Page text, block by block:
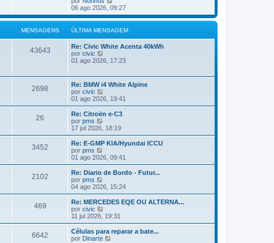
s
a
e
m
m
a
M
n
s
a
e
ú
t
i
m
a
M
n
a
g
m
e
j
a
a
t
m
M
e
s
a
g
m
06 ago 2026, 09:27
MENSAGENS ÚLTIMA MENSAGEM
43643
Re: Civic White Acenta 40kWh
por civic
e
a
ú
l
t
i
m
M
e
n
a
g
e
01 ago 2026, 17:23
2698
Re: BMW i4 White Alpine
por civic
e
j
a
ú
t
m
a
e
s
a
g
m
01 ago 2026, 19:41
26
Re: Citroën e-C3
por pms
e
j
a
ú
i
m
a
e
s
a
g
e
17 jul 2026, 18:19
3452
Re: E-GMP KIA/Hyundai ICCU
por pms
e
j
a
ú
t
i
m
a
e
n
01 ago 2026, 09:41
2102
Re: Diario de Bordo - Futur...
por pms
e
j
a
ú
i
04 ago 2026, 15:24
469
Re: MERCEDES EQE OU ALTERNA...
por civic
e
j
a
a
11 jul 2026, 19:31
6642
Células para reparar a bate...
por Dinarte